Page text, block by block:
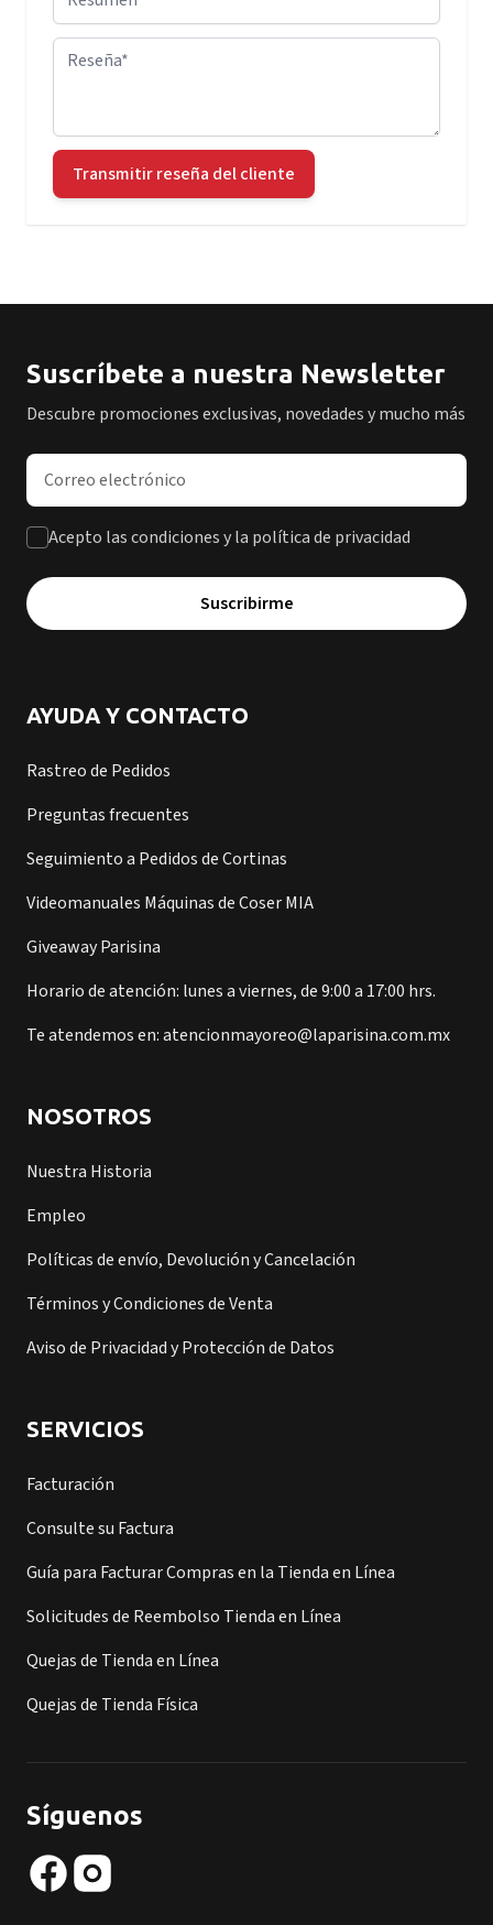
Reseña
Transmitir reseña del cliente
Suscríbete a nuestra Newsletter
Descubre promociones exclusivas, novedades y mucho más
Dirección de correo electrónico
Acepto las condiciones y la política de privacidad
Suscribirme
AYUDA Y CONTACTO
Rastreo de Pedidos
Preguntas frecuentes
Seguimiento a Pedidos de Cortinas
Videomanuales Máquinas de Coser MIA
Giveaway Parisina
Horario de atención: lunes a viernes, de 9:00 a 17:00 hrs.
Te atendemos en: atencionmayoreo@laparisina.com.mx
NOSOTROS
Nuestra Historia
Empleo
Políticas de envío, Devolución y Cancelación
Términos y Condiciones de Venta
Aviso de Privacidad y Protección de Datos
SERVICIOS
Facturación
Consulte su Factura
Guía para Facturar Compras en la Tienda en Línea
Solicitudes de Reembolso Tienda en Línea
Quejas de Tienda en Línea
Quejas de Tienda Física
Síguenos